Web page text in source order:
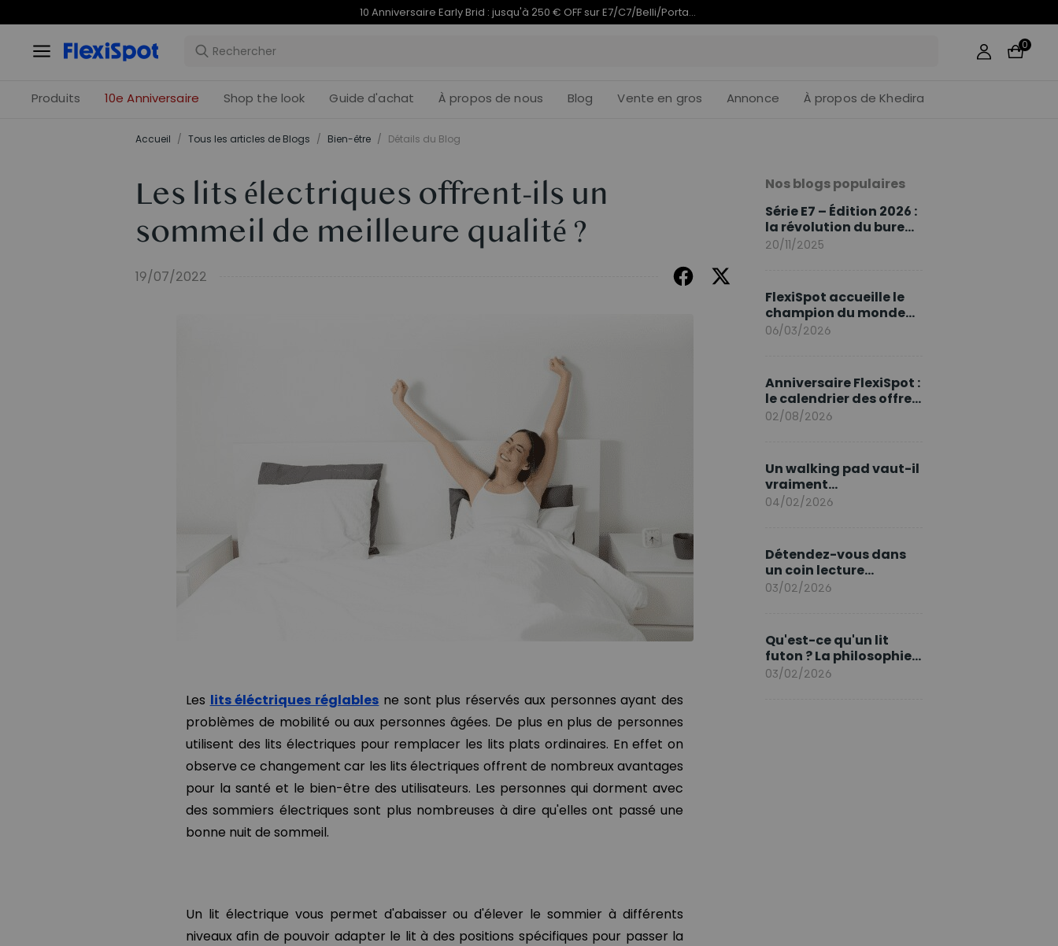
Offres du 10e anniversaire | C7 Morpher dès 579,99 € Termine en 10j 15
0
Produits 10e Anniversaire Shop the look Guide d'achat À propos de nous Blog Vente en gros Annonce À propos de Khedira
Accueil / Tous les articles de Blogs / Bien-être / Détails du Blog
Les lits électriques offrent-ils un
sommeil de meilleure qualité ?
19/07/2022
Les lits éléctriques réglables ne sont plus réservés aux personnes ayant des
problèmes de mobilité ou aux personnes âgées. De plus en plus de personnes
utilisent des lits électriques pour remplacer les lits plats ordinaires. En effet on
observe ce changement car les lits électriques offrent de nombreux avantages
pour la santé et le bien-être des utilisateurs. Les personnes qui dorment avec
des sommiers électriques sont plus nombreuses à dire qu'elles ont passé une
bonne nuit de sommeil.
Un lit électrique vous permet d'abaisser ou d'élever le sommier à différents
niveaux afin de pouvoir adapter le lit à des positions spécifiques pour passer la
Nos blogs populaires
Série E7 – Édition 2026 :
la révolution du bureau
assis debout continue
20/11/2025
FlexiSpot accueille le
champion du monde
Sami Khedira comme
06/03/2026
Anniversaire FlexiSpot :
le calendrier des offres
d’août
02/08/2026
Un walking pad vaut-il
vraiment
l'investissement ?
04/02/2026
Détendez-vous dans
un coin lecture
printanier
03/02/2026
Qu'est-ce qu'un lit
futon ? La philosophie
du sommeil japonais
03/02/2026